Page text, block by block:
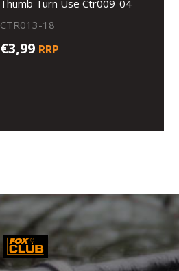
Thumb Turn Use Ctr009-04
CTR013-18
€3,99 RRP